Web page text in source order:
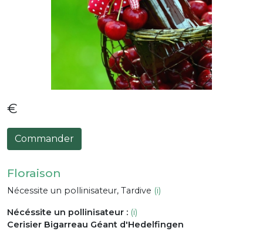
€
Commander
Floraison
Nécessite un pollinisateur, Tardive (i)
Nécéssite un pollinisateur : (i)
Cerisier Bigarreau Géant d'Hedelfingen